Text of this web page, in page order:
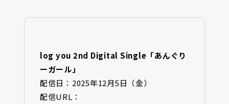
log you 2nd Digital Single「あんぐり
ーガール」
配信日：2025年12月5日（金）
配信URL：